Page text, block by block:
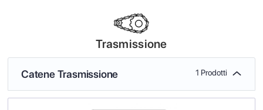
Trasmissione
Catene Trasmissione 1 Prodotti